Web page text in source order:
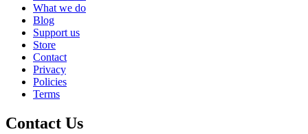
What we do
Blog
Support us
Store
Contact
Privacy
Policies
Terms
Contact Us